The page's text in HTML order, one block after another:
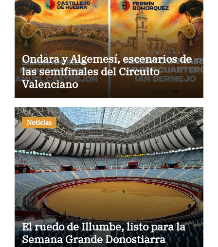
Ondara y Algemesí, escenarios de
las semifinales del Circuito
Valenciano
Noticias
El ruedo de Illumbe, listo para la
Semana Grande Donostiarra